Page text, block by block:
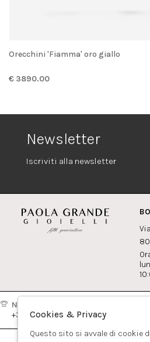
Orecchini 'Fiamma' oro giallo
€ 3890.00
Newsletter
Iscriviti alla newsletter
Napoli:
+39081417308
Cookies & Privacy
Questo sito si avvale di cookie